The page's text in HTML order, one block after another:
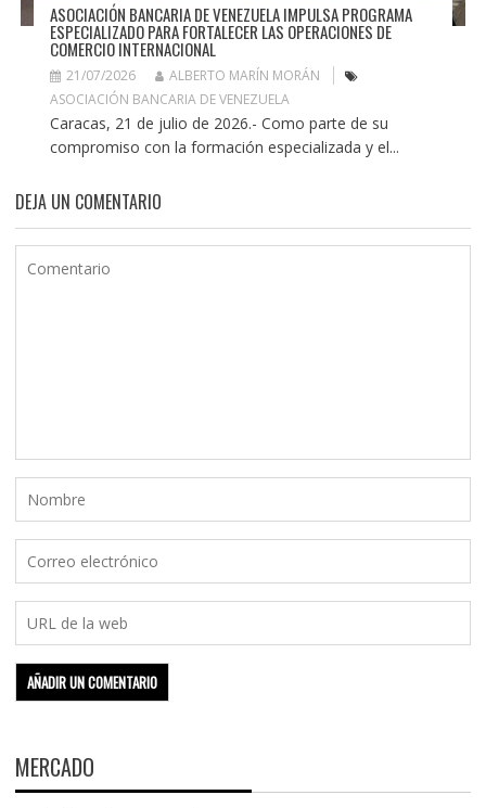
ASOCIACIÓN BANCARIA DE VENEZUELA IMPULSA PROGRAMA
ESPECIALIZADO PARA FORTALECER LAS OPERACIONES DE
COMERCIO INTERNACIONAL
21/07/2026
ALBERTO MARÍN MORÁN
ASOCIACIÓN BANCARIA DE VENEZUELA
Caracas, 21 de julio de 2026.- Como parte de su
compromiso con la formación especializada y el...
DEJA UN COMENTARIO
MERCADO